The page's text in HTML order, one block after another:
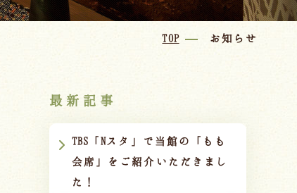
TOP お知らせ
最新記事
TBS「Nスタ」で当館の「もも
会席」をご紹介いただきまし
た！
Language